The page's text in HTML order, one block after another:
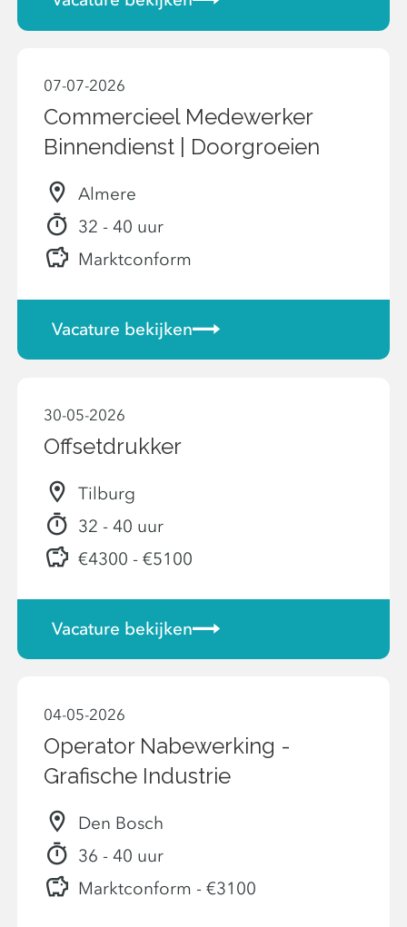
07-07-2026
Commercieel Medewerker
Binnendienst | Doorgroeien
Almere
32 - 40 uur
Marktconform
Vacature bekijken
30-05-2026
Offsetdrukker
Tilburg
32 - 40 uur
€4300 - €5100
Vacature bekijken
04-05-2026
Operator Nabewerking -
Grafische Industrie
Den Bosch
36 - 40 uur
Marktconform - €3100